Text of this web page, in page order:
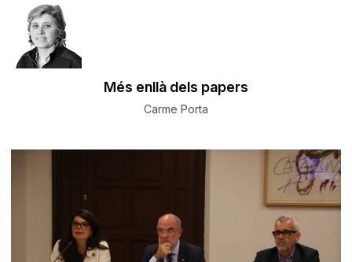
Més enllà dels papers
Carme Porta